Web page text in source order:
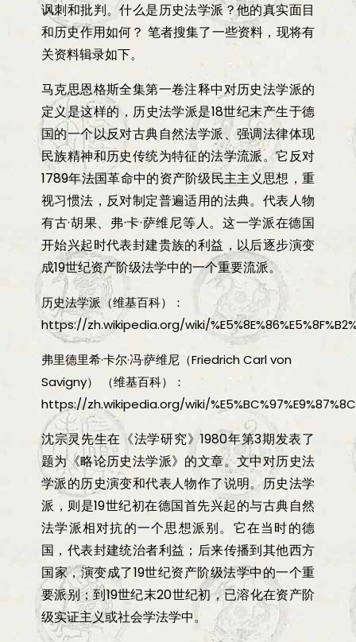
讽刺和批判。什么是历史法学派？他的真实面目
和历史作用如何？ 笔者搜集了一些资料，现将有
关资料辑录如下。
马克思恩格斯全集第一卷注释中对历史法学派的
定义是这样的，历史法学派是18世纪末产生于德
国的一个以反对古典自然法学派、强调法律体现
民族精神和历史传统为特征的法学流派。它反对
1789年法国革命中的资产阶级民主主义思想，重
视习惯法，反对制定普遍适用的法典。代表人物
有古·胡果、弗·卡·萨维尼等人。这一学派在德国
开始兴起时代表封建贵族的利益，以后逐步演变
成19世纪资产阶级法学中的一个重要流派。
历史法学派（维基百科）：
https://zh.wikipedia.org/wiki/
弗里德里希·卡尔·冯·萨维尼（Friedrich Carl von
Savigny） （维基百科）：
https://zh.wikipedia.org/wiki/
沈宗灵先生在《法学研究》1980年第3期发表了
题为《略论历史法学派》的文章。文中对历史法
学派的历史演变和代表人物作了说明。历史法学
派，则是19世纪初在德国首先兴起的与古典自然
法学派相对抗的一个思想派别。它在当时的德
国，代表封建统治者利益；后来传播到其他西方
国家，演变成了19世纪资产阶级法学中的一个重
要派别；到19世纪末20世纪初，已溶化在资产阶
级实证主义或社会学法学中。